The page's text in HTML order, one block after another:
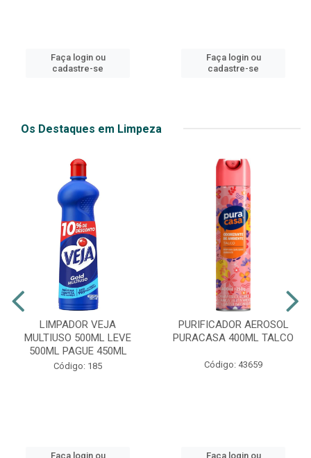
Faça login ou
cadastre-se
Faça login ou
cadastre-se
Os Destaques em Limpeza
LIMPADOR VEJA
MULTIUSO 500ML LEVE
500ML PAGUE 450ML
Código: 185
Faça login ou
PURIFICADOR AEROSOL
PURACASA 400ML TALCO
Código: 43659
Faça login ou